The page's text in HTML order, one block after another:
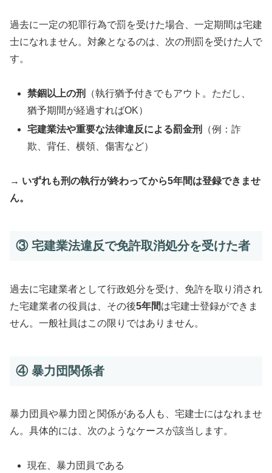
過去に一定の犯罪行為で罰を受けた場合、一定期間は宅建
士になれません。対象となるのは、次の刑罰を受けた人で
す。
禁錮以上の刑
（執行猶予付きでもアウト。ただし、
猶予期間が経過すればOK）
宅建業法や重要な法律違反による罰金刑
（例：詐
欺、背任、横領、傷害など）
→ いずれも刑の執行が終わってから5年間は登録できませ
ん。
③ 宅建業法違反で免許取消処分を受けた者
過去に宅建業者として行政処分を受け、免許を取り消され
た宅建業者の役員は、その後5年間は宅建士登録ができま
せん。一般社員はこの限りではありません。
④ 暴力団関係者
暴力団員や暴力団と関係がある人も、宅建士にはなれませ
ん。具体的には、次のようなケースが該当します。
現在、暴力団員である